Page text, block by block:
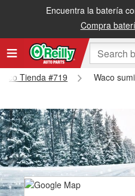
Encuentra la batería
Compra
Tienda #719
Waco